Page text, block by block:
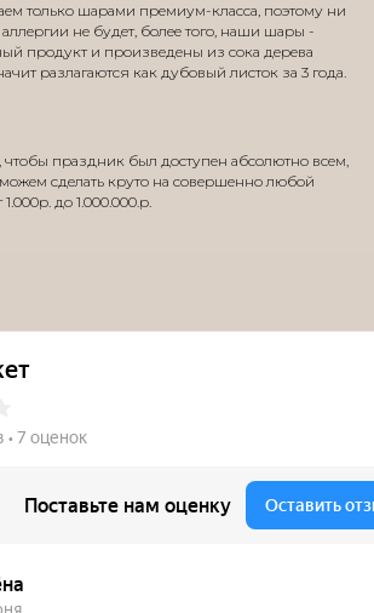
только шарами премиум-класса, поэтому ни
аллергии не будет, более того, наши шары -
продукт и произведены из сока дерева
разлагаются как дубовый листок за 3 года.
праздник был доступен абсолютно всем,
сделать круто на совершенно любой
до 1.000.000.р.